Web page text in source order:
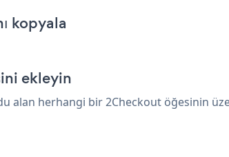
kopyala
ekleyin
herhangi bir 2Checkout öğesinin